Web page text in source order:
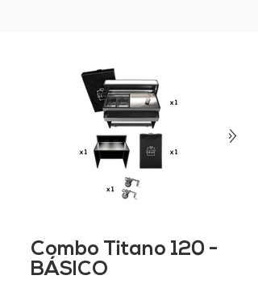
Combo Titano 120 -
BÁSICO